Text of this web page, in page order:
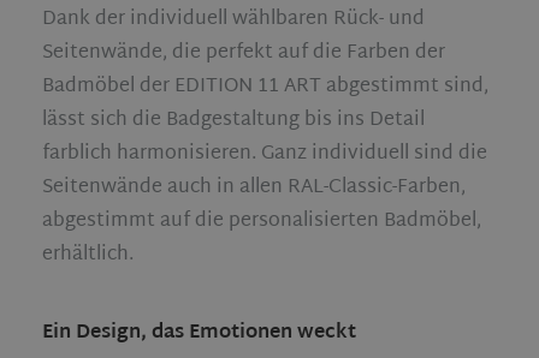
Dank der individuell wählbaren Rück- und
Seitenwände, die perfekt auf die Farben der
Badmöbel der EDITION 11 ART abgestimmt sind,
lässt sich die Badgestaltung bis ins Detail
farblich harmonisieren. Ganz individuell sind die
Seitenwände auch in allen RAL-Classic-Farben,
abgestimmt auf die personalisierten Badmöbel,
erhältlich.
Ein Design, das Emotionen weckt